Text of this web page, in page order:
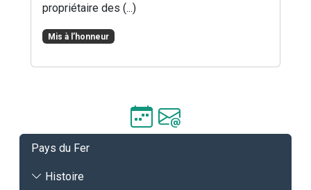
propriétaire des (...)
Mis à l’honneur
Pays du Fer
Histoire